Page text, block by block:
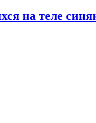
на теле